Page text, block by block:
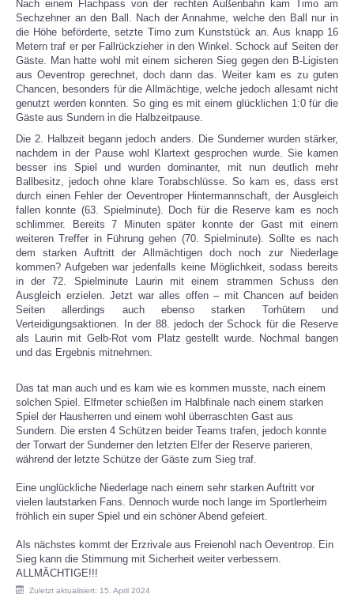
Nach einem Flachpass von der rechten Außenbahn kam Timo am
Sechzehner an den Ball. Nach der Annahme, welche den Ball nur in
die Höhe beförderte, setzte Timo zum Kunststück an. Aus knapp 16
Metern traf er per Fallrückzieher in den Winkel. Schock auf Seiten der
Gäste. Man hatte wohl mit einem sicheren Sieg gegen den B-Ligisten
aus Oeventrop gerechnet, doch dann das. Weiter kam es zu guten
Chancen, besonders für die Allmächtige, welche jedoch allesamt nicht
genutzt werden konnten. So ging es mit einem glücklichen 1:0 für die
Gäste aus Sundern in die Halbzeitpause.
Die 2. Halbzeit begann jedoch anders. Die Sunderner wurden stärker,
nachdem in der Pause wohl Klartext gesprochen wurde. Sie kamen
besser ins Spiel und wurden dominanter, mit nun deutlich mehr
Ballbesitz, jedoch ohne klare Torabschlüsse. So kam es, dass erst
durch einen Fehler der Oeventroper Hintermannschaft, der Ausgleich
fallen konnte (63. Spielminute). Doch für die Reserve kam es noch
schlimmer. Bereits 7 Minuten später konnte der Gast mit einem
weiteren Treffer in Führung gehen (70. Spielminute). Sollte es nach
dem starken Auftritt der Allmächtigen doch noch zur Niederlage
kommen? Aufgeben war jedenfalls keine Möglichkeit, sodass bereits
in der 72. Spielminute Laurin mit einem strammen Schuss den
Ausgleich erzielen. Jetzt war alles offen – mit Chancen auf beiden
Seiten allerdings auch ebenso starken Torhütern und
Verteidigungsaktionen. In der 88. jedoch der Schock für die Reserve
als Laurin mit Gelb-Rot vom Platz gestellt wurde. Nochmal bangen
und das Ergebnis mitnehmen.
Das tat man auch und es kam wie es kommen musste, nach einem
solchen Spiel. Elfmeter schießen im Halbfinale nach einem starken
Spiel der Hausherren und einem wohl überraschten Gast aus
Sundern. Die ersten 4 Schützen beider Teams trafen, jedoch konnte
der Torwart der Sunderner den letzten Elfer der Reserve parieren,
während der letzte Schütze der Gäste zum Sieg traf.
Eine unglückliche Niederlage nach einem sehr starken Auftritt vor
vielen lautstarken Fans. Dennoch wurde noch lange im Sportlerheim
fröhlich ein super Spiel und ein schöner Abend gefeiert.
Als nächstes kommt der Erzrivale aus Freienohl nach Oeventrop. Ein
Sieg kann die Stimmung mit Sicherheit weiter verbessern.
ALLMÄCHTIGE!!!
Zuletzt aktualisiert: 15. April 2024